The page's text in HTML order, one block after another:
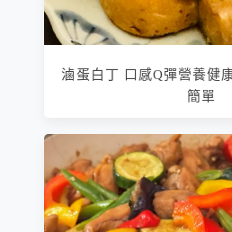
滷蛋白丁 口感Q彈營養健
簡單